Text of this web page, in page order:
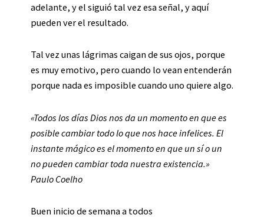
adelante, y el siguió tal vez esa señal, y aquí
pueden ver el resultado.
Tal vez unas lágrimas caigan de sus ojos, porque
es muy emotivo, pero cuando lo vean entenderán
porque nada es imposible cuando uno quiere algo.
«Todos los días Dios nos da un momento en que es
posible cambiar todo lo que nos hace infelices. El
instante mágico es el momento en que un sí o un
no pueden cambiar toda nuestra existencia.»
Paulo Coelho
Buen inicio de semana a todos